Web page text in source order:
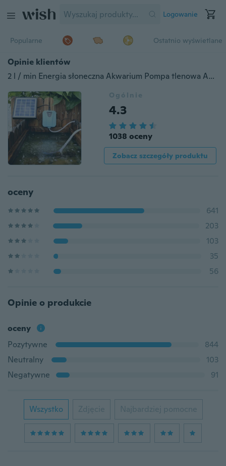
Logowanie
Popularne Ostatnio wyświetlane
Opinie klientów
2 l / min Energia słoneczna Akwarium Pompa tlenowa Aerator wody Oxygenator + Aerator do stawu z kamienia powietrznego
Ogólnie
4.3
1038 oceny
Zobacz szczegóły produktu
oceny
641
203
103
35
56
Opinie o produkcie
oceny
Pozytywne
844
Neutralny
103
Negatywne
91
Wszystko Zdjęcie Najbardziej pomocne